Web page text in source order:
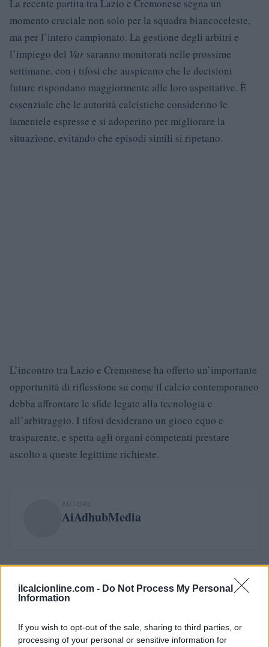
ilcalcionline.com - Do Not Process My Personal
Information
If you wish to opt-out of the sale, sharing to third parties, or
processing of your personal or sensitive information for
La recente partita tra Lazio e Cremonese segna un
momento cruciale non solo per la squadra biancoceleste,
ma per l’intero campionato. La gestione degli arbitri e
l’impiego del Var saranno monitorati nelle prossime
settimane, con i tifosi che auspicano che le decisioni
future rispondano maggiormente alle loro aspettative. È
essenziale che le autorità calcistiche considerino le
lamentele espresse e si adoperino per migliorare la
situazione, evitando che episodi simili si ripetano.
L’incontro tra Lazio e Cremonese ha offerto un’importante
opportunità di riflessione su come il calcio contemporaneo
debba affrontare le sfide legate alla tecnologia e
all’arbitraggio. I tifosi desiderano un gioco equo e
trasparente, e spetta agli organi competenti prestare
ascolto a queste legittime richieste.
AUTORE
AiAdhubMedia